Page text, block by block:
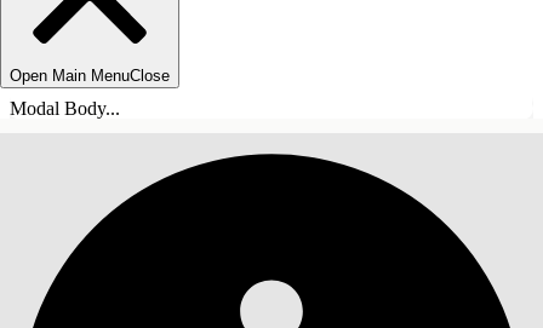
Open Main MenuClose
Modal Body...